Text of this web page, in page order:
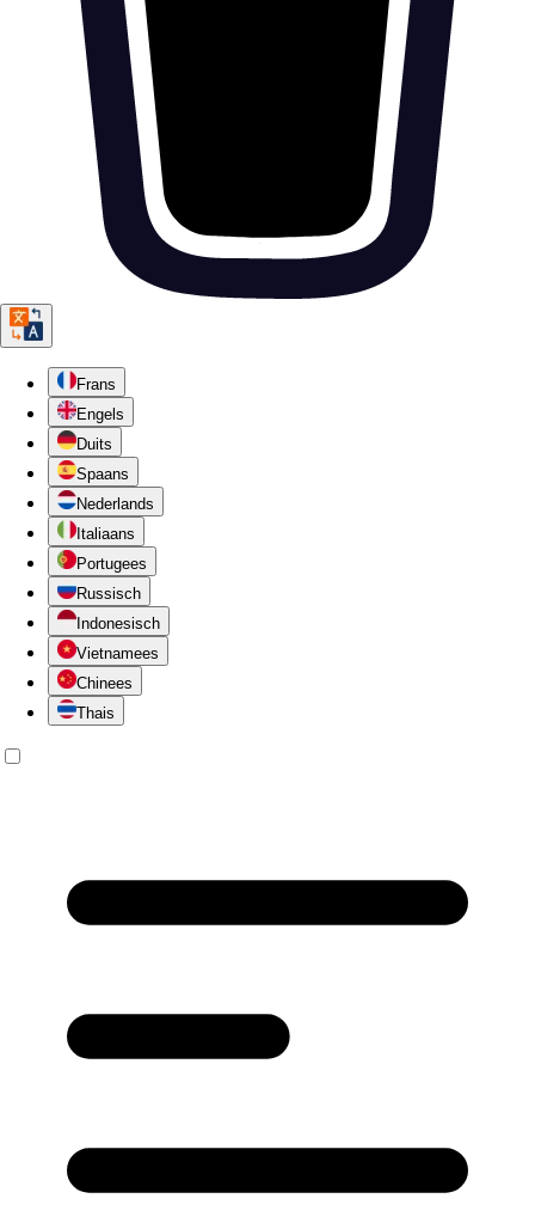
Frans
Engels
Duits
Spaans
Nederlands
Italiaans
Portugees
Russisch
Indonesisch
Vietnamees
Chinees
Thais